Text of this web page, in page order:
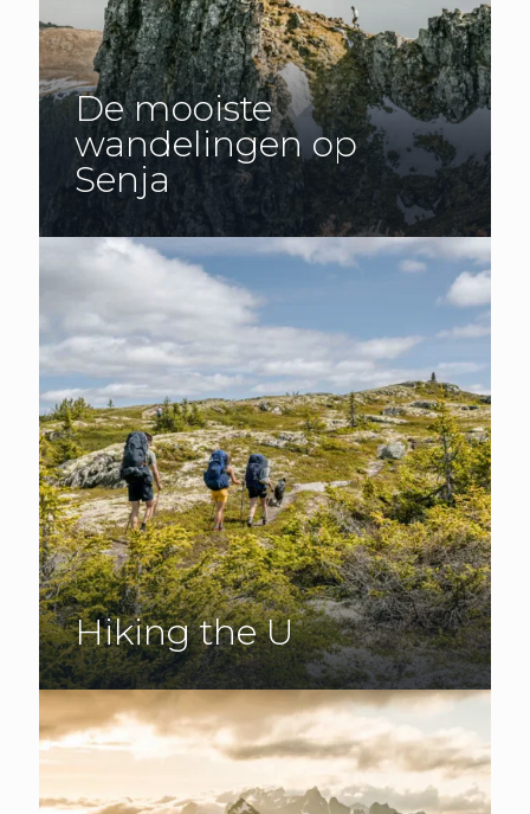
De mooiste
wandelingen op
Senja
Hiking the U